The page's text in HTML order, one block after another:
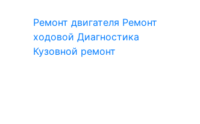
Ремонт двигателя Ремонт
ходовой Диагностика
Кузовной ремонт